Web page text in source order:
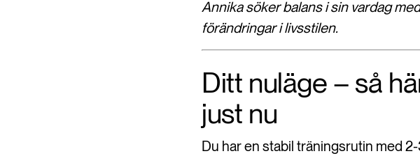
Annika söker balans i sin vardag
förändringar i livsstilen.
Ditt nuläge – så
just nu
Du har en stabil träningsrutin med